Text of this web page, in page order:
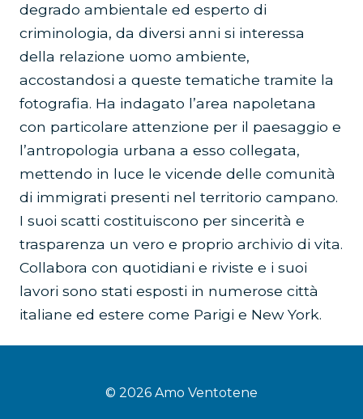
degrado ambientale ed esperto di
criminologia, da diversi anni si interessa
della relazione uomo ambiente,
accostandosi a queste tematiche tramite la
fotografia. Ha indagato l’area napoletana
con particolare attenzione per il paesaggio e
l’antropologia urbana a esso collegata,
mettendo in luce le vicende delle comunità
di immigrati presenti nel territorio campano.
I suoi scatti costituiscono per sincerità e
trasparenza un vero e proprio archivio di vita.
Collabora con quotidiani e riviste e i suoi
lavori sono stati esposti in numerose città
italiane ed estere come Parigi e New York.
© 2026 Amo Ventotene